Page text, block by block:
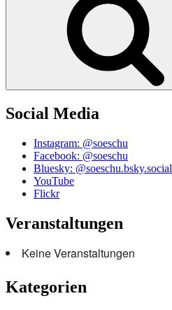
Social Media
Instagram: @soeschu
Facebook: @soeschu
Bluesky: @soeschu.bsky.social
YouTube
Flickr
Veranstaltungen
Keine Veranstaltungen
Kategorien